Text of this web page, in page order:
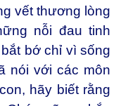
vết thương lòng
nỗi đau tinh
bớ chỉ vì sống
nói với các môn
hãy biết rằng